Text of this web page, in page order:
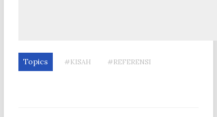
Topics #KISAH #REFERENSI